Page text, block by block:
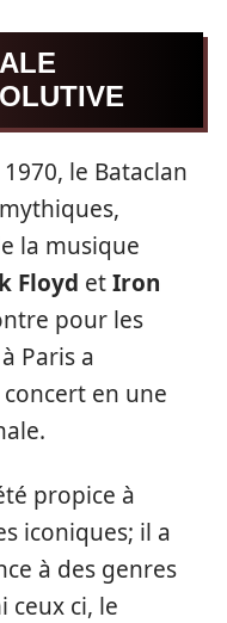
le Bataclan
la musique
Floyd etIron
pour les
Paris a
en une
propice à
iconiques; il a
à des genres
ceux ci, le